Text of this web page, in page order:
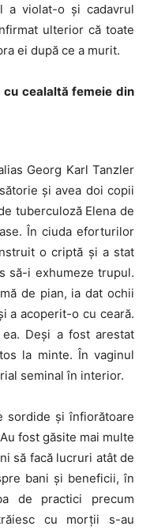
a violat-o și cadavrul
ulterior că toate
ei după ce a murit.
cealaltă femeie din
Georg Karl Tanzler
și avea doi copii
tuberculoză Elena de
În ciuda eforturilor
o criptă și a stat
să-i exhumeze trupul.
de pian, ia dat ochii
a acoperit-o cu ceară.
Deși a fost arestat
la minte. În vaginul
seminal în interior.
sordide și înfiorătoare
fost găsite mai multe
să facă lucruri atât de
bani și beneficii, în
de practici precum
cu morții s-au